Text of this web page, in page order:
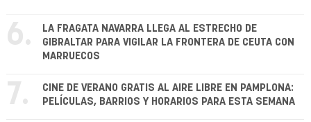
6.
LA FRAGATA NAVARRA LLEGA AL ESTRECHO DE
GIBRALTAR PARA VIGILAR LA FRONTERA DE CEUTA CON
MARRUECOS
7.
CINE DE VERANO GRATIS AL AIRE LIBRE EN PAMPLONA:
PELÍCULAS, BARRIOS Y HORARIOS PARA ESTA SEMANA